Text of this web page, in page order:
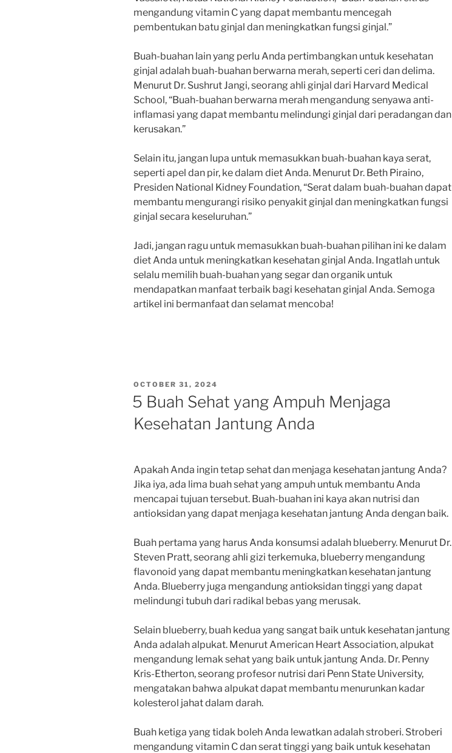
mengandung vitamin C yang dapat membantu mencegah
pembentukan batu ginjal dan meningkatkan fungsi ginjal.”
Buah-buahan lain yang perlu Anda pertimbangkan untuk kesehatan
ginjal adalah buah-buahan berwarna merah, seperti ceri dan delima.
Menurut Dr. Sushrut Jangi, seorang ahli ginjal dari Harvard Medical
School, “Buah-buahan berwarna merah mengandung senyawa anti-
inflamasi yang dapat membantu melindungi ginjal dari peradangan dan
kerusakan.”
Selain itu, jangan lupa untuk memasukkan buah-buahan kaya serat,
seperti apel dan pir, ke dalam diet Anda. Menurut Dr. Beth Piraino,
Presiden National Kidney Foundation, “Serat dalam buah-buahan dapat
membantu mengurangi risiko penyakit ginjal dan meningkatkan fungsi
ginjal secara keseluruhan.”
Jadi, jangan ragu untuk memasukkan buah-buahan pilihan ini ke dalam
diet Anda untuk meningkatkan kesehatan ginjal Anda. Ingatlah untuk
selalu memilih buah-buahan yang segar dan organik untuk
mendapatkan manfaat terbaik bagi kesehatan ginjal Anda. Semoga
artikel ini bermanfaat dan selamat mencoba!
POSTED
OCTOBER 31, 2024
5 Buah Sehat yang Ampuh Menjaga
Kesehatan Jantung Anda
Apakah Anda ingin tetap sehat dan menjaga kesehatan jantung Anda?
Jika iya, ada lima buah sehat yang ampuh untuk membantu Anda
mencapai tujuan tersebut. Buah-buahan ini kaya akan nutrisi dan
antioksidan yang dapat menjaga kesehatan jantung Anda dengan baik.
Buah pertama yang harus Anda konsumsi adalah blueberry. Menurut Dr.
Steven Pratt, seorang ahli gizi terkemuka, blueberry mengandung
flavonoid yang dapat membantu meningkatkan kesehatan jantung
Anda. Blueberry juga mengandung antioksidan tinggi yang dapat
melindungi tubuh dari radikal bebas yang merusak.
Selain blueberry, buah kedua yang sangat baik untuk kesehatan jantung
Anda adalah alpukat. Menurut American Heart Association, alpukat
mengandung lemak sehat yang baik untuk jantung Anda. Dr. Penny
Kris-Etherton, seorang profesor nutrisi dari Penn State University,
mengatakan bahwa alpukat dapat membantu menurunkan kadar
kolesterol jahat dalam darah.
Buah ketiga yang tidak boleh Anda lewatkan adalah stroberi. Stroberi
mengandung vitamin C dan serat tinggi yang baik untuk kesehatan